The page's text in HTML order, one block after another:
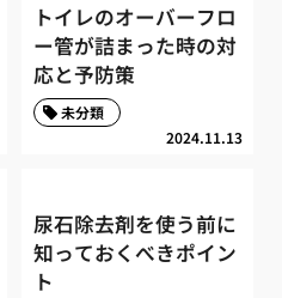
トイレのオーバーフロ
ー管が詰まった時の対
応と予防策
2024.11.13
未分類
尿石除去剤を使う前に
知っておくべきポイン
ト